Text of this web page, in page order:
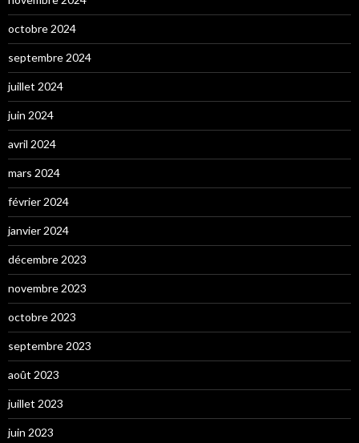
octobre 2024
septembre 2024
juillet 2024
juin 2024
avril 2024
mars 2024
février 2024
janvier 2024
décembre 2023
novembre 2023
octobre 2023
septembre 2023
août 2023
juillet 2023
juin 2023